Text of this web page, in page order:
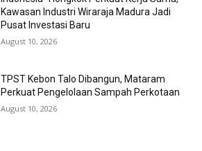
Kawasan Industri Wiraraja Madura Jadi
Pusat Investasi Baru
August 10, 2026
TPST Kebon Talo Dibangun, Mataram
Perkuat Pengelolaan Sampah Perkotaan
August 10, 2026